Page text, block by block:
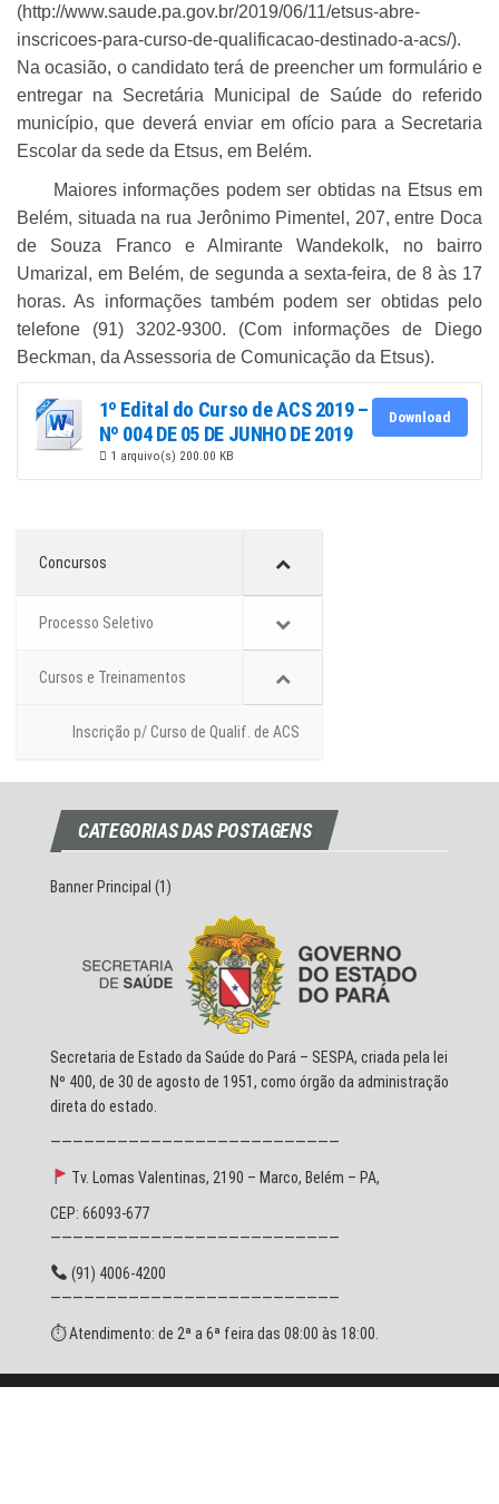
(http://www.saude.pa.gov.br/2019/06/11/etsus-abre-
inscricoes-para-curso-de-qualificacao-destinado-a-acs/).
Na ocasião, o candidato terá de preencher um formulário e
entregar na Secretária Municipal de Saúde do referido
município, que deverá enviar em ofício para a Secretaria
Escolar da sede da Etsus, em Belém.
Maiores informações podem ser obtidas na Etsus em
Belém, situada na rua Jerônimo Pimentel, 207, entre Doca
de Souza Franco e Almirante Wandekolk, no bairro
Umarizal, em Belém, de segunda a sexta-feira, de 8 às 17
horas. As informações também podem ser obtidas pelo
telefone (91) 3202-9300. (Com informações de Diego
Beckman, da Assessoria de Comunicação da Etsus).
1º Edital do Curso de ACS 2019 –
Nº 004 DE 05 DE JUNHO DE 2019
1 arquivo(s) 200.00 KB
Download
Concursos
Processo Seletivo
Cursos e Treinamentos
Inscrição p/ Curso de Qualif. de ACS
CATEGORIAS DAS POSTAGENS
Banner Principal (1)
Secretaria de Estado da Saúde do Pará – SESPA, criada pela lei
Nº 400, de 30 de agosto de 1951, como órgão da administração
direta do estado.
——————————————————————————
Tv. Lomas Valentinas, 2190 – Marco, Belém – PA,
CEP: 66093-677
——————————————————————————
(91) 4006-4200
——————————————————————————
⏱ Atendimento: de 2ª a 6ª feira das 08:00 às 18:00.